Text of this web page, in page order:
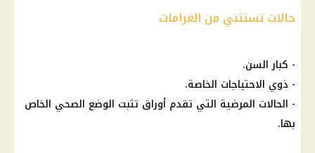
حالات تستثني من الغرامات
- كبار السن.
- ذوي الاحتياجات الخاصة.
- الحالات المرضية التي تقدم أوراق تثبت الوضع الصحي الخاص
بها.